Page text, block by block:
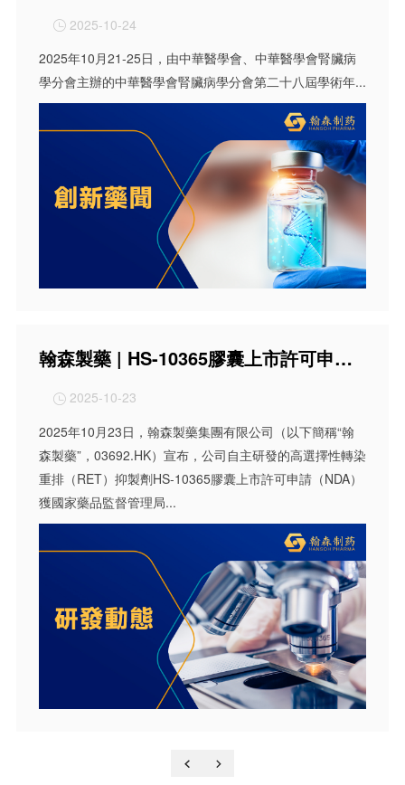
 2025-10-24
2025年10月21-25日，由中華醫學會、中華醫學會腎臟病
學分會主辦的中華醫學會腎臟病學分會第二十八屆學術年...
翰森製藥 | HS-10365膠囊上市許可申請獲NMPA受理
 2025-10-23
2025年10月23日，翰森製藥集團有限公司（以下簡稱“翰
森製藥”，03692.HK）宣布，公司自主研發的高選擇性轉染
重排（RET）抑製劑HS-10365膠囊上市許可申請（NDA）
獲國家藥品監督管理局...
 